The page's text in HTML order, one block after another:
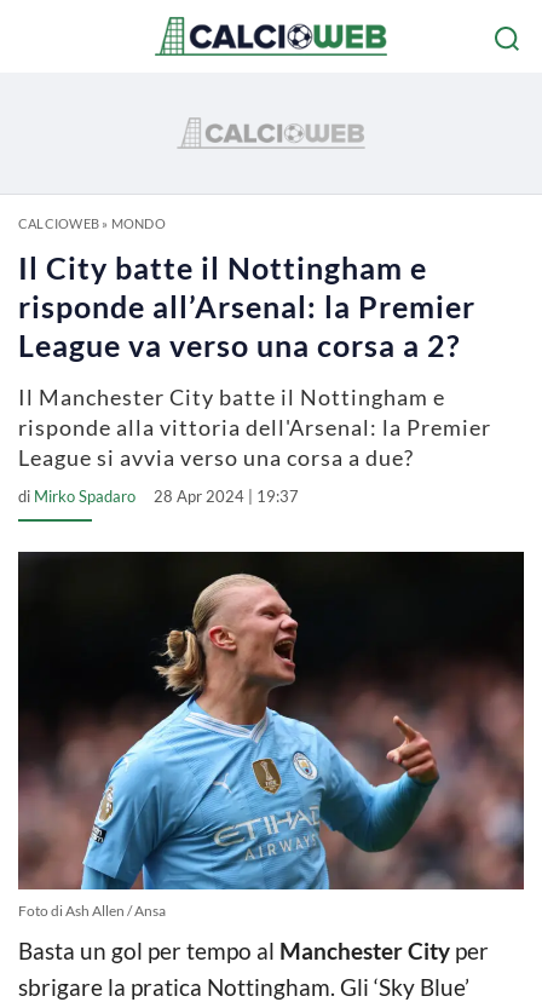
CALCIOWEB» MONDO
Il City batte il Nottingham e
risponde all’Arsenal: la Premier
League va verso una corsa a 2?
Il Manchester City batte il Nottingham e
risponde alla vittoria dell'Arsenal: la Premier
League si avvia verso una corsa a due?
di Mirko Spadaro 28 Apr 2024 | 19:37
Foto di Ash Allen / Ansa
Basta un gol per tempo al Manchester City per
sbrigare la pratica Nottingham. Gli ‘Sky Blue’